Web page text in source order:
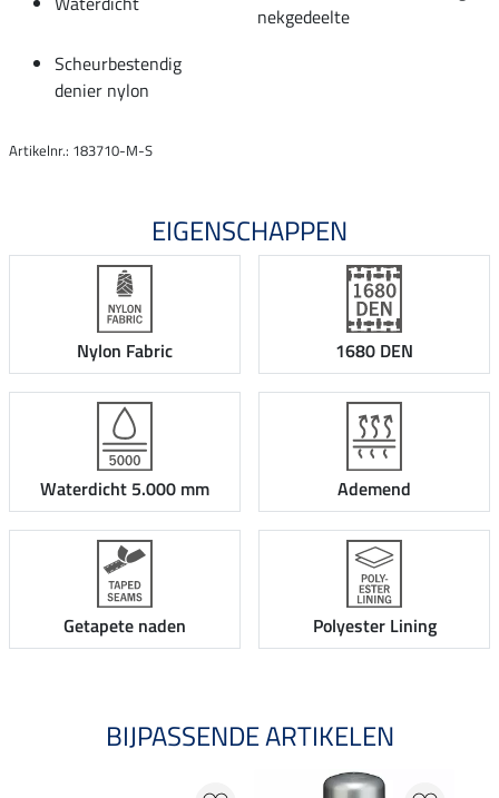
nekgedeelte
Scheurbestendig
denier nylon
Artikelnr.: 183710-M-S
EIGENSCHAPPEN
Nylon Fabric 1680 DEN
Waterdicht 5.000 mm Ademend
Getapete naden Polyester Lining
BIJPASSENDE ARTIKELEN